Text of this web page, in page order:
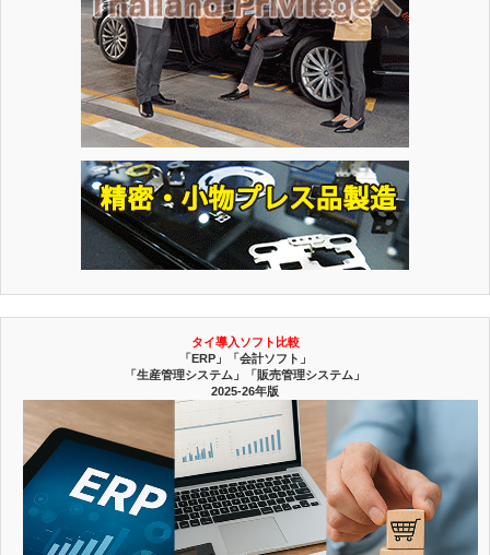
タイ導入ソフト比較
「ERP」「会計ソフト」
「生産管理システム」「販売管理システム」
2025-26年版